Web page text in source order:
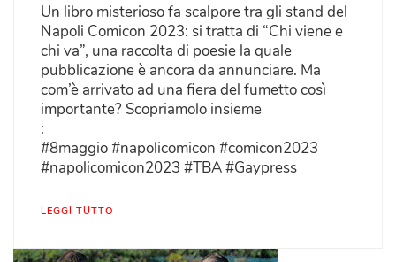
Un libro misterioso fa scalpore tra gli stand del
Napoli Comicon 2023: si tratta di “Chi viene e
chi va”, una raccolta di poesie la quale
pubblicazione è ancora da annunciare. Ma
com’è arrivato ad una fiera del fumetto così
importante? Scopriamolo insieme
:
#8maggio #napolicomicon #comicon2023
#napolicomicon2023 #TBA #Gaypress
LEGGI TUTTO